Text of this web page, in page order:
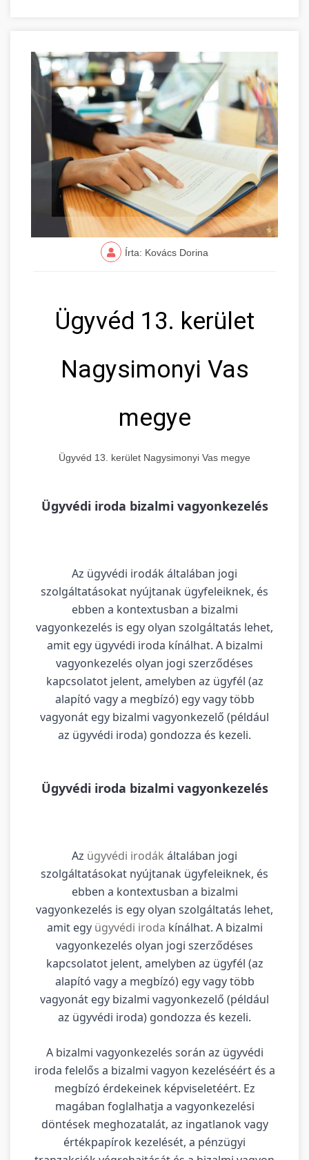
Írta: Kovács Dorina
Ügyvéd 13. kerület
Nagysimonyi Vas
megye
Ügyvéd 13. kerület Nagysimonyi Vas megye
Ügyvédi iroda bizalmi vagyonkezelés
Az ügyvédi irodák általában jogi
szolgáltatásokat nyújtanak ügyfeleiknek, és
ebben a kontextusban a bizalmi
vagyonkezelés is egy olyan szolgáltatás lehet,
amit egy ügyvédi iroda kínálhat. A bizalmi
vagyonkezelés olyan jogi szerződéses
kapcsolatot jelent, amelyben az ügyfél (az
alapító vagy a megbízó) egy vagy több
vagyonát egy bizalmi vagyonkezelő (például
az ügyvédi iroda) gondozza és kezeli.
Ügyvédi iroda bizalmi vagyonkezelés
Az ügyvédi irodák általában jogi
szolgáltatásokat nyújtanak ügyfeleiknek, és
ebben a kontextusban a bizalmi
vagyonkezelés is egy olyan szolgáltatás lehet,
amit egy ügyvédi iroda kínálhat. A bizalmi
vagyonkezelés olyan jogi szerződéses
kapcsolatot jelent, amelyben az ügyfél (az
alapító vagy a megbízó) egy vagy több
vagyonát egy bizalmi vagyonkezelő (például
az ügyvédi iroda) gondozza és kezeli.
A bizalmi vagyonkezelés során az ügyvédi
iroda felelős a bizalmi vagyon kezeléséért és a
megbízó érdekeinek képviseletéért. Ez
magában foglalhatja a vagyonkezelési
döntések meghozatalát, az ingatlanok vagy
értékpapírok kezelését, a pénzügyi